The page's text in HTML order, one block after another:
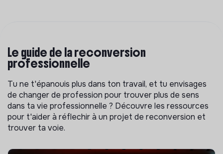
Le guide de la reconversion
professionnelle
Tu ne t'épanouis plus dans ton travail, et tu envisages
de changer de profession pour trouver plus de sens
dans ta vie professionnelle ? Découvre les ressources
pour t'aider à réflechir à un projet de reconversion et
trouver ta voie.